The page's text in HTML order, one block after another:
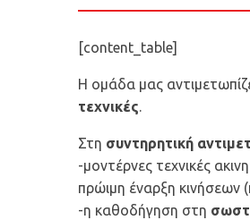
[content_table]
Η ομάδα μας
τεχνικές.
Στη συντηρητική
-μοντέρνες τεχνικές
πρώιμη έναρξη κινήσεων
-η καθοδήγηση στη